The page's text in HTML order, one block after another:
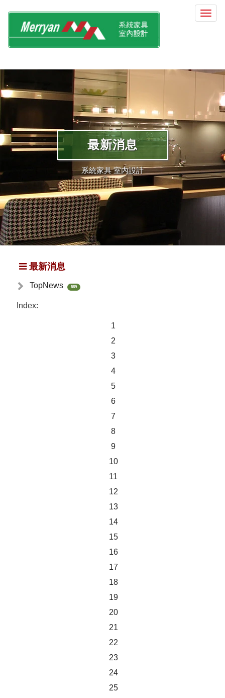
選
最新消息
系統家具 室內設計
最新消息
TopNews 589
Index:
1
2
3
4
5
6
7
8
9
10
11
12
13
14
15
16
17
18
19
20
21
22
23
24
25